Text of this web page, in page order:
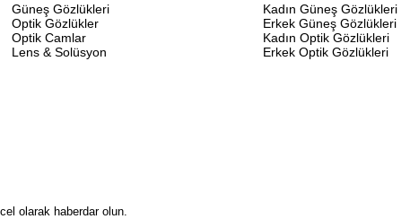
Güneş Gözlükleri
Optik Gözlükler
Optik Camlar
Lens & Solüsyon
Kadın Güneş Gözlükleri
Erkek Güneş Gözlükleri
Kadın Optik Gözlükleri
Erkek Optik Gözlükleri
olarak haberdar olun.